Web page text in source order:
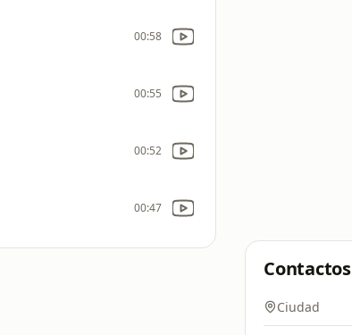
00:58
00:55
00:52
00:47
Contactos
Ciudad